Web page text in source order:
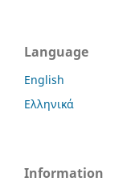
Language
English
Ελληνικά
Information